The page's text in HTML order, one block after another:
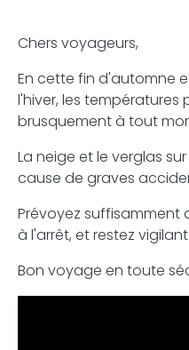
Chers voyageurs,
En cette fin d'automne
l'hiver, les températures
brusquement à tout
La neige et le verglas
cause de graves
Prévoyez suffisamment
à l'arrêt, et restez
Bon voyage en toute